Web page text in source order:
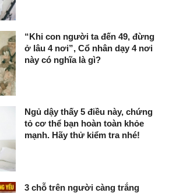
“Khi con người ta đến 49, đừng
ở lâu 4 nơi”, Cổ nhân dạy 4 nơi
này có nghĩa là gì?
Ngủ dậy thấy 5 điều này, chứng
tỏ cơ thể bạn hoàn toàn khỏe
mạnh. Hãy thử kiểm tra nhé!
3 chỗ trên người càng trắng